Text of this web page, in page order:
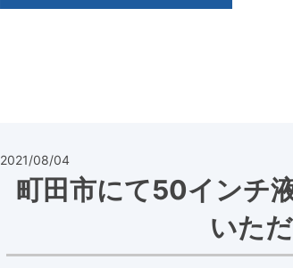
2021/08/04
町田市にて50インチ
いた